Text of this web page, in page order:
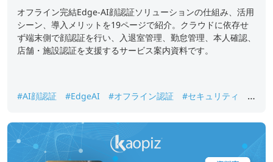
オフライン完結Edge-AI顔認証ソリューションの仕組み、活用
シーン、導入メリットを19ページで紹介。クラウドに依存せ
ず端末側で顔認証を行い、入退室管理、勤怠管理、本人確認、
店舗・施設認証を支援するサービス案内資料です。
#AI顔認証 #EdgeAI #オフライン認証 #セキュリティ
#